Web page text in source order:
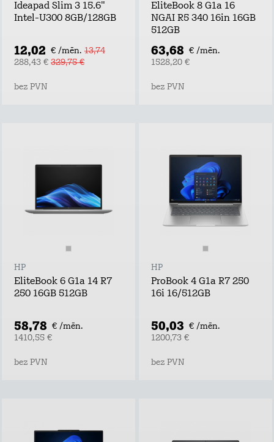
Ideapad Slim 3 15.6"
Intel-U300 8GB/128GB
12,02 € /mēn. 13,74
288,43 € 329,75 €
bez PVN
EliteBook 8 G1a 16
NGAI R5 340 16in 16GB
512GB
63,68 € /mēn.
1528,20 €
bez PVN
HP
EliteBook 6 G1a 14 R7
250 16GB 512GB
58,78 € /mēn.
1410,55 €
bez PVN
HP
ProBook 4 G1a R7 250
16i 16/512GB
50,03 € /mēn.
1200,73 €
bez PVN